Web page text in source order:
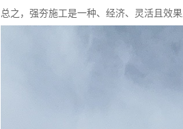
总之，强夯施工是一种、经济、灵活且效